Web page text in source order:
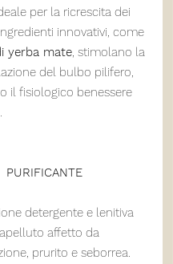
per la ricrescita dei
innovativi, come
yerba mate, stimolano la
del bulbo pilifero,
il fisiologico benessere
PURIFICANTE
detergente e lenitiva
affetto da
prurito e seborrea.